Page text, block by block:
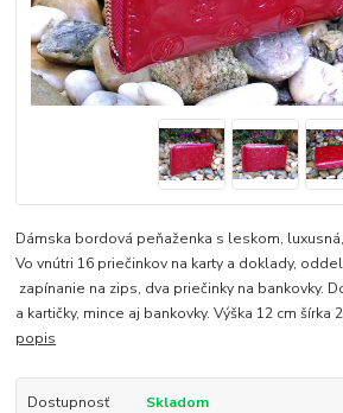
Dámska bordová peňaženka s leskom,
Vo vnútri 16 priečinkov na karty a doklady,
zapínanie na zips, dva priečinky na bankovky.
a kartičky, mince aj bankovky. Výška 12 cm šírka
popis
Dostupnosť Skladom